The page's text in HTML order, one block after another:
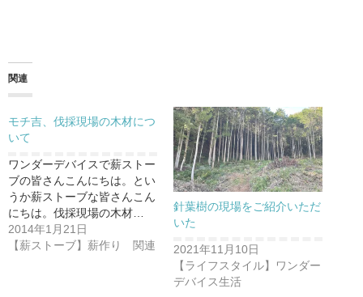
関連
モチ吉、伐採現場の木材につ
いて
ワンダーデバイスで薪ストー
ブの皆さんこんにちは。とい
うか薪ストーブな皆さんこん
にちは。伐採現場の木材…
2014年1月21日
【薪ストーブ】薪作り 関連
針葉樹の現場をご紹介いただ
いた
2021年11月10日
【ライフスタイル】ワンダー
デバイス生活